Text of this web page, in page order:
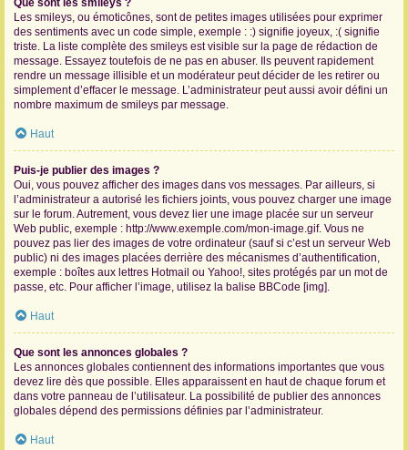
Que sont les smileys ?
Les smileys, ou émoticônes, sont de petites images utilisées pour exprimer
des sentiments avec un code simple, exemple : :) signifie joyeux, :( signifie
triste. La liste complète des smileys est visible sur la page de rédaction de
message. Essayez toutefois de ne pas en abuser. Ils peuvent rapidement
rendre un message illisible et un modérateur peut décider de les retirer ou
simplement d’effacer le message. L’administrateur peut aussi avoir défini un
nombre maximum de smileys par message.
Haut
Puis-je publier des images ?
Oui, vous pouvez afficher des images dans vos messages. Par ailleurs, si
l’administrateur a autorisé les fichiers joints, vous pouvez charger une image
sur le forum. Autrement, vous devez lier une image placée sur un serveur
Web public, exemple : http://www.exemple.com/mon-image.gif. Vous ne
pouvez pas lier des images de votre ordinateur (sauf si c’est un serveur Web
public) ni des images placées derrière des mécanismes d’authentification,
exemple : boîtes aux lettres Hotmail ou Yahoo!, sites protégés par un mot de
passe, etc. Pour afficher l’image, utilisez la balise BBCode [img].
Haut
Que sont les annonces globales ?
Les annonces globales contiennent des informations importantes que vous
devez lire dès que possible. Elles apparaissent en haut de chaque forum et
dans votre panneau de l’utilisateur. La possibilité de publier des annonces
globales dépend des permissions définies par l’administrateur.
Haut